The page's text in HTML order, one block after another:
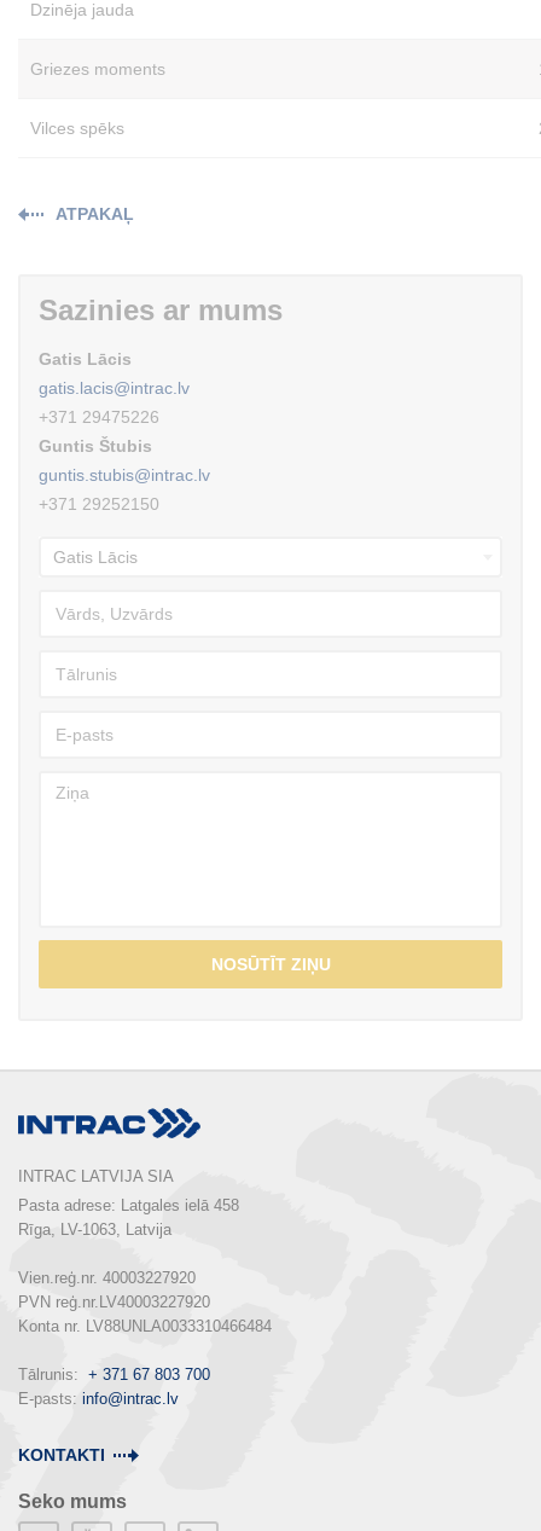
Dzinēja jauda
Griezes moments
Vilces spēks
ATPAKAĻ
Sazinies ar mums
Gatis Lācis
gatis.lacis@intrac.lv
+371 29475226
Guntis Štubis
guntis.stubis@intrac.lv
+371 29252150
NOSŪTĪT ZIŅU
INTRAC LATVIJA SIA
Pasta adrese: Latgales ielā 458
Rīga, LV-1063, Latvija
Vien.reģ.nr. 40003227920
PVN reģ.nr.LV40003227920
Konta nr. LV88UNLA0033310466484
Tālrunis: + 371 67 803 700
E-pasts: info@intrac.lv
KONTAKTI
Seko mums